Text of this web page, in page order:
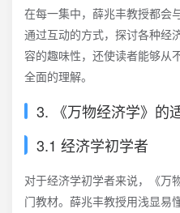
在每一集中，薛兆丰教授都会
通过互动的方式，探讨各种经
容的趣味性，还使读者能够从
全面的理解。
3. 《万物经济学》的
3.1 经济学初学者
对于经济学初学者来说，《万
门教材。薛兆丰教授用浅显易